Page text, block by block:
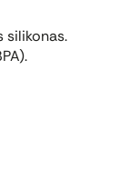
silikonas.